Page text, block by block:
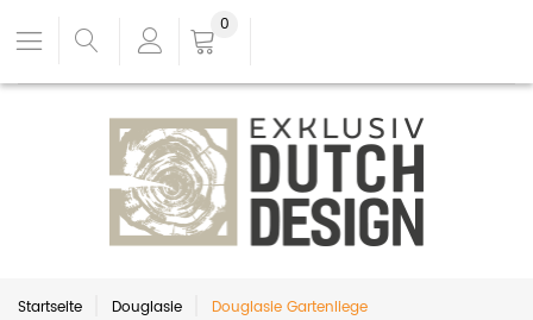
0
Startseite Douglasie Douglasie Gartenliege